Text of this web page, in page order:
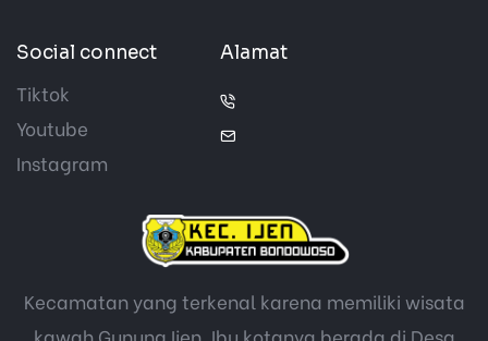
Kecamatan yang terkenal karena memiliki wisata
Social connect
Tiktok
Youtube
Instagram
Alamat